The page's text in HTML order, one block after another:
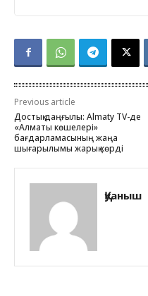
Previous article
Достық даңғылы: Almaty TV-де
«Алматы көшелері»
бағдарламасының жаңа
шығарылымы жарық көрді
Қуаныш